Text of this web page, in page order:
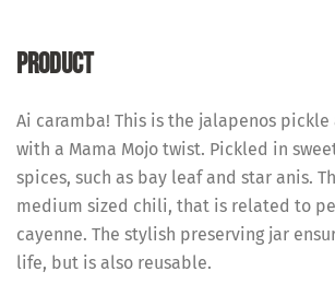
PRODUCT
Ai caramba! This is the jalapenos pickle
with a Mama Mojo twist. Pickled in
spices, such as bay leaf and star anis.
medium sized chili, that is related to
cayenne. The stylish preserving jar
life, but is also reusable.